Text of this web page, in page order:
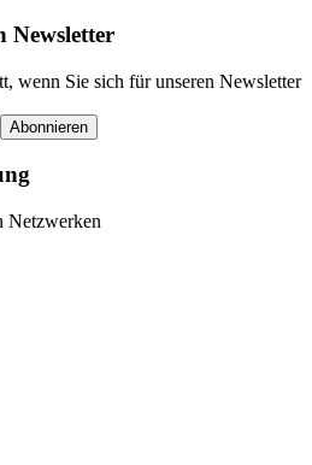
Newsletter
wenn Sie sich für unseren Newsletter
Abonnieren
Netzwerken